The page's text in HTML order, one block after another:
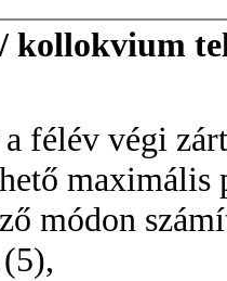
félév végi
módon